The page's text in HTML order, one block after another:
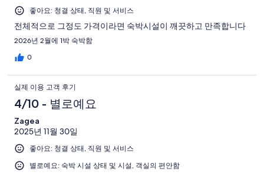
좋아요: 청결 상태, 직원 및 서비스
전체적으로 그정도 가격이라면 숙박시설이 깨끗하고 만족합니다
2026년 2월에 1박 숙박함
0
실제 이용 고객 후기
4/10 - 별로예요
Zagea
2025년 11월 30일
좋아요: 청결 상태, 직원 및 서비스
별로예요: 숙박 시설 상태 및 시설, 객실의 편안함